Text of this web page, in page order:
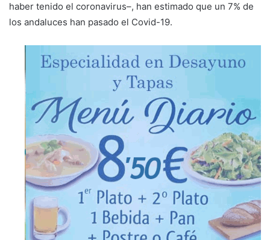
haber tenido el coronavirus–, han estimado que un 7% de
los andaluces han pasado el Covid-19.